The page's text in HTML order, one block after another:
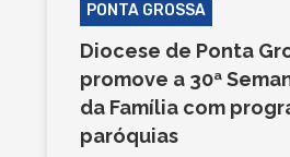
PONTA GROSSA
Diocese de Ponta
promove a 30ª
da Família com
paróquias